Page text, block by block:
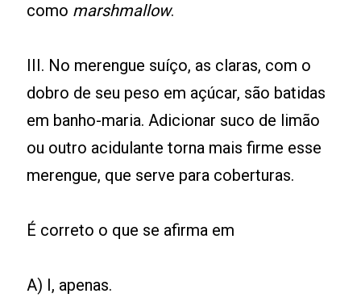
como marshmallow.
III. No merengue suíço, as claras, com o
dobro de seu peso em açúcar, são batidas
em banho-maria. Adicionar suco de limão
ou outro acidulante torna mais firme esse
merengue, que serve para coberturas.
É correto o que se afirma em
A) I, apenas.